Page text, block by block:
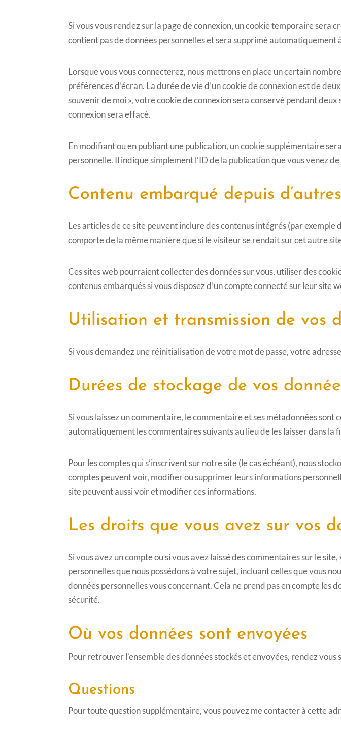
Si vous vous rendez sur la page de connexion, un cookie temporaire
contient pas de données personnelles et sera supprimé
Lorsque vous vous connecterez, nous mettrons en place un certain
préférences d’écran. La durée de vie d’un cookie de connexion est de
souvenir de moi », votre cookie de connexion sera conservé pendant
connexion sera effacé.
En modifiant ou en publiant une publication, un cookie supplémentaire
personnelle. Il indique simplement l’ID de la publication que vous venez
Contenu embarqué depuis
Les articles de ce site peuvent inclure des contenus intégrés (par
comporte de la même manière que si le visiteur se rendait sur cet autre
Ces sites web pourraient collecter des données sur vous, utiliser des
contenus embarqués si vous disposez d’un compte connecté sur leur site
Utilisation et transmission de vos
Si vous demandez une réinitialisation de votre mot de passe, votre
Durées de stockage de vos
Si vous laissez un commentaire, le commentaire et ses métadonnées
automatiquement les commentaires suivants au lieu de les laisser dans la
Pour les comptes qui s’inscrivent sur notre site (le cas échéant), nous
comptes peuvent voir, modifier ou supprimer leurs informations
site peuvent aussi voir et modifier ces informations.
Les droits que vous avez sur vos
Si vous avez un compte ou si vous avez laissé des commentaires sur le
personnelles que nous possédons à votre sujet, incluant celles que vous
données personnelles vous concernant. Cela ne prend pas en compte les
sécurité.
Où vos données sont envoyées
Pour retrouver l’ensemble des données stockés et envoyées, rendez vous
Questions
Pour toute question supplémentaire,vous pouvez me contacter à cette